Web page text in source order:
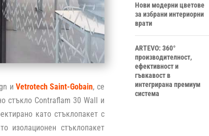
и Vetrotech Saint-Gobain, се
стъкло Contraflam 30 Wall и
като стъклопакет с
изолационен стъклопакет
Нови модерни цветове
за избрани интериорни
врати
ARTEVO: 360°
производителност,
ефективност и
гъвкавост в
интегрирана премиум
система